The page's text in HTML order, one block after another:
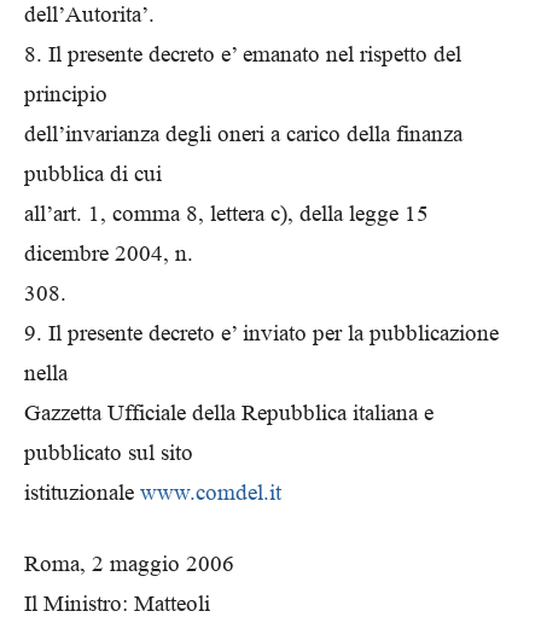
dell’Autorita’.
8. Il presente decreto e’ emanato nel rispetto del
principio
dell’invarianza degli oneri a carico della finanza
pubblica di cui
all’art. 1, comma 8, lettera c), della legge 15
dicembre 2004, n.
308.
9. Il presente decreto e’ inviato per la pubblicazione
nella
Gazzetta Ufficiale della Repubblica italiana e
pubblicato sul sito
istituzionale www.comdel.it
Roma, 2 maggio 2006
Il Ministro: Matteoli